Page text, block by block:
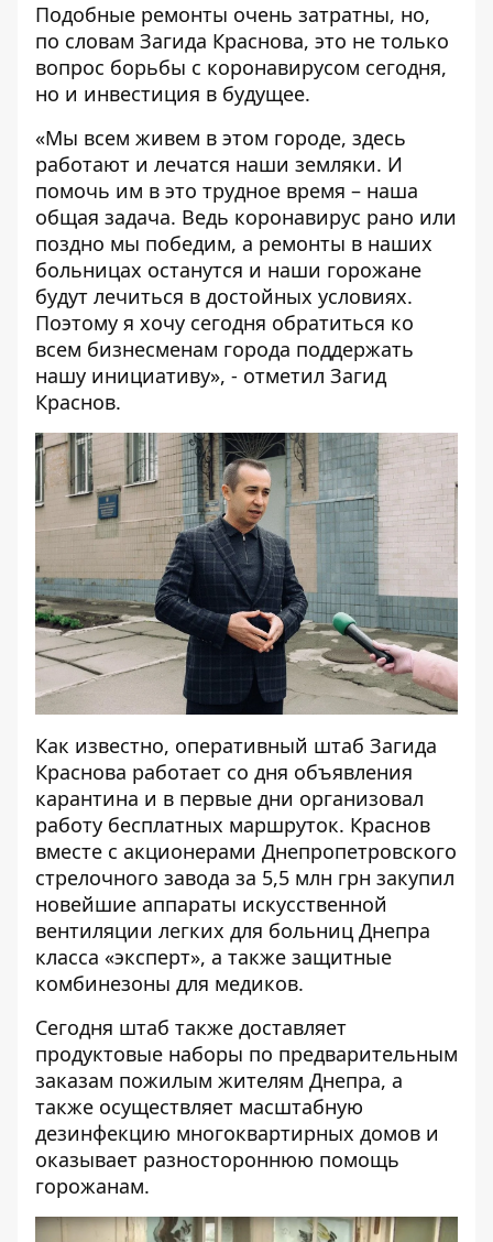
Подобные ремонты очень затратны, но,
по словам Загида Краснова, это не только
вопрос борьбы с коронавирусом сегодня,
но и инвестиция в будущее.
«Мы всем живем в этом городе, здесь
работают и лечатся наши земляки. И
помочь им в это трудное время – наша
общая задача. Ведь коронавирус рано или
поздно мы победим, а ремонты в наших
больницах останутся и наши горожане
будут лечиться в достойных условиях.
Поэтому я хочу сегодня обратиться ко
всем бизнесменам города поддержать
нашу инициативу», - отметил Загид
Краснов.
Как известно, оперативный штаб Загида
Краснова работает со дня объявления
карантина и в первые дни организовал
работу бесплатных маршруток. Краснов
вместе с акционерами Днепропетровского
стрелочного завода за 5,5 млн грн закупил
новейшие аппараты искусственной
вентиляции легких для больниц Днепра
класса «эксперт», а также защитные
комбинезоны для медиков.
Сегодня штаб также доставляет
продуктовые наборы по предварительным
заказам пожилым жителям Днепра, а
также осуществляет масштабную
дезинфекцию многоквартирных домов и
оказывает разностороннюю помощь
горожанам.